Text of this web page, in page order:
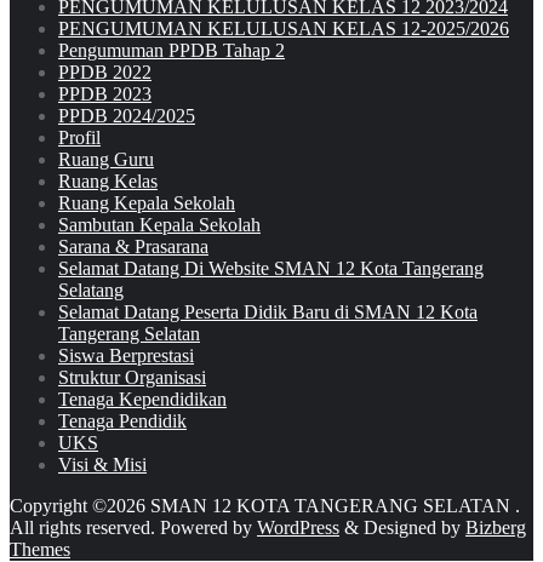
PENGUMUMAN KELULUSAN KELAS 12 2023/2024
PENGUMUMAN KELULUSAN KELAS 12-2025/2026
Pengumuman PPDB Tahap 2
PPDB 2022
PPDB 2023
PPDB 2024/2025
Profil
Ruang Guru
Ruang Kelas
Ruang Kepala Sekolah
Sambutan Kepala Sekolah
Sarana & Prasarana
Selamat Datang Di Website SMAN 12 Kota Tangerang
Selatang
Selamat Datang Peserta Didik Baru di SMAN 12 Kota
Tangerang Selatan
Siswa Berprestasi
Struktur Organisasi
Tenaga Kependidikan
Tenaga Pendidik
UKS
Visi & Misi
Copyright ©2026 SMAN 12 KOTA TANGERANG SELATAN .
All rights reserved. Powered by WordPress & Designed by Bizberg
Themes